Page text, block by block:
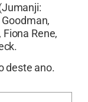
Rene,
deste ano.